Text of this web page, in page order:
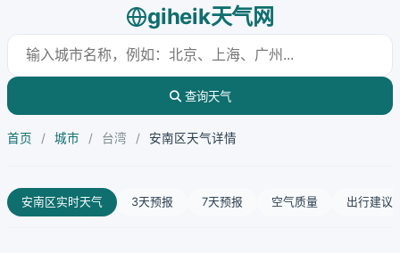
giheik天气网
查询天气
首页 / 城市 / 台湾 / 安南区天气详情
安南区实时天气 3天预报 7天预报 空气质量 出行建议